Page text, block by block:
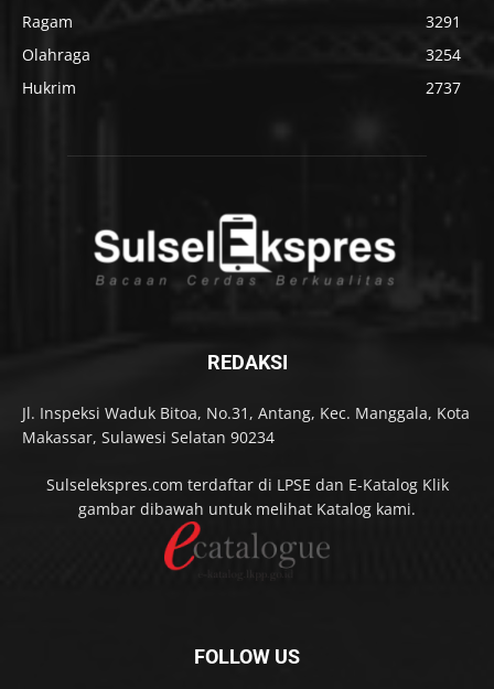
Ragam
3291
Olahraga
3254
Hukrim
2737
REDAKSI
Jl. Inspeksi Waduk Bitoa, No.31, Antang, Kec. Manggala, Kota
Makassar, Sulawesi Selatan 90234
Sulselekspres.com terdaftar di LPSE dan E-Katalog Klik
gambar dibawah untuk melihat Katalog kami.
FOLLOW US